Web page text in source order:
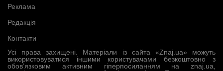
Усі права захищені. Матеріали із сайта «Znaj.ua» можуть
використовуватися іншими користувачами безкоштовно з
обов’язковим активним гіперпосиланням на znaj.ua,
Реклама
Редакція
Контакти